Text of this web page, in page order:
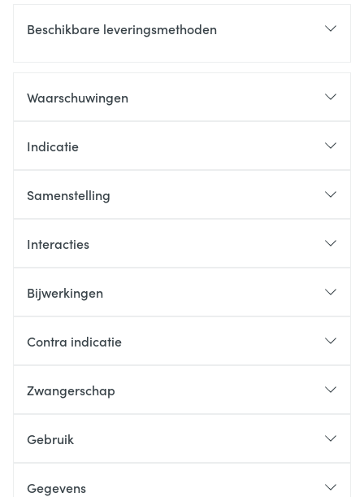
Beschikbare leveringsmethoden
Waarschuwingen
Indicatie
Samenstelling
Interacties
Bijwerkingen
Contra indicatie
Zwangerschap
Gebruik
Gegevens